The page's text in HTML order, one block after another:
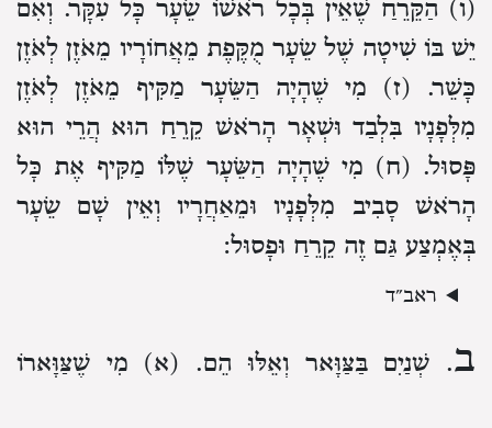
(ו) הַקֵּרֵחַ שֶׁאֵין בְּכָל רֹאשׁוֹ שֵׂעָר כָּל עִקָּר. וְאִם
יֵשׁ בּוֹ שִׁיטָה שֶׁל שֵׂעָר מֻקֶּפֶת מֵאֲחוֹרָיו מֵאֹזֶן לְאֹזֶן
כָּשֵׁר. (ז) מִי שֶׁהָיָה הַשֵּׂעָר מַקִּיף מֵאֹזֶן לְאֹזֶן
מִלְּפָנָיו בִּלְבַד וּשְׁאָר הָרֹאשׁ קֵרֵחַ הוּא הֲרֵי הוּא
פָּסוּל. (ח) מִי שֶׁהָיָה הַשֵּׂעָר שֶׁלּוֹ מַקִּיף אֶת כָּל
הָרֹאשׁ סָבִיב מִלְּפָנָיו וּמֵאַחֲרָיו וְאֵין שָׁם שֵׂעָר
בְּאֶמְצַע גַּם זֶה קֵרֵחַ וּפָסוּל:
ב. שְׁנַיִם בַּצַּוָּאר וְאֵלּוּ הֵם. (א) מִי שֶׁצַּוָּארוֹ